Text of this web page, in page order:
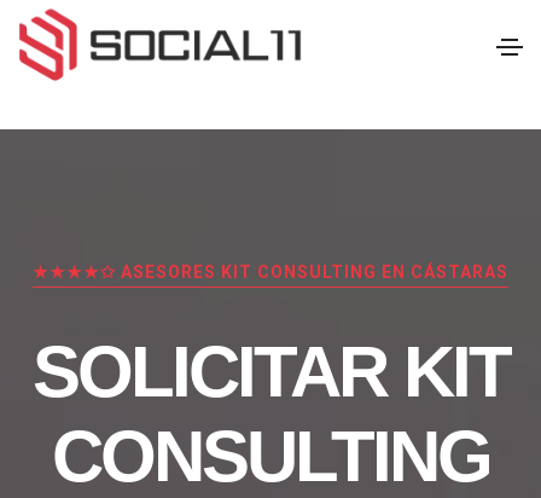
★★★★✩ ASESORES KIT CONSULTING EN CÁSTARAS
SOLICITAR KIT
CONSULTING